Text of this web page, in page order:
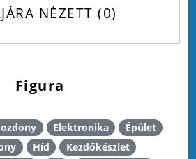
NÉZETT 0
Figura
Elektronika
Épület
Híd
Kezdőkészlet